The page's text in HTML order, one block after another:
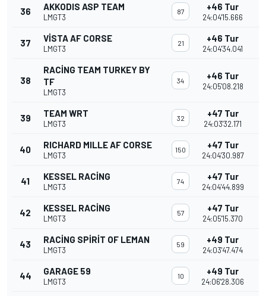
36 AKKODIS ASP TEAM
LMGT3
87 +46 Tur
24:04'15.666
37 VISTA AF CORSE
LMGT3
21 +46 Tur
24:04'34.041
38
RACING TEAM TURKEY BY
TF
LMGT3
34 +46 Tur
24:05'08.218
39 TEAM WRT
LMGT3
32 +47 Tur
24:03'32.171
40 RICHARD MILLE AF CORSE
LMGT3
150 +47 Tur
24:04'30.987
41 KESSEL RACING
LMGT3
74 +47 Tur
24:04'44.899
42 KESSEL RACING
LMGT3
57 +47 Tur
24:05'15.370
43 RACING SPIRIT OF LEMAN
LMGT3
59 +49 Tur
24:03'47.474
44 GARAGE 59
LMGT3
10 +49 Tur
24:06'28.306